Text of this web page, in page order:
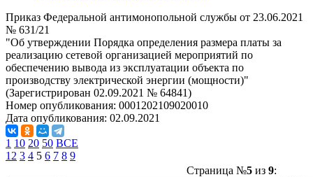
Приказ Федеральной антимонопольной службы от 23.06.2021
№ 631/21
"Об утверждении Порядка определения размера платы за
реализацию сетевой организацией мероприятий по
обеспечению вывода из эксплуатации объекта по
производству электрической энергии (мощности)"
(Зарегистрирован 02.09.2021 № 64841)
Номер опубликования: 0001202109020010
Дата опубликования: 02.09.2021
1 10 20 50 ВСЕ
1 2 3 4 5 6 7 8 9
Страница №5из 9: